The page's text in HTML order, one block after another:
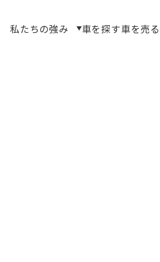
私たちの強み 車を探す車を売る